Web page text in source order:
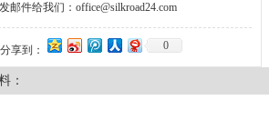
发邮件给我们：office@silkroad24.com
分享到： 0
：